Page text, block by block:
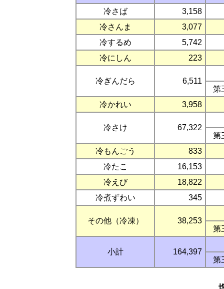
冷さば
3,158
冷さんま
3,077
冷するめ
5,742
冷にしん
223
冷ぎんだら
6,511
第
冷かれい
3,958
冷さけ
67,322
第
冷もんごう
833
冷たこ
16,153
冷えび
18,822
冷煮ずわい
345
その他（冷凍）
38,253
第
小計
164,397
第